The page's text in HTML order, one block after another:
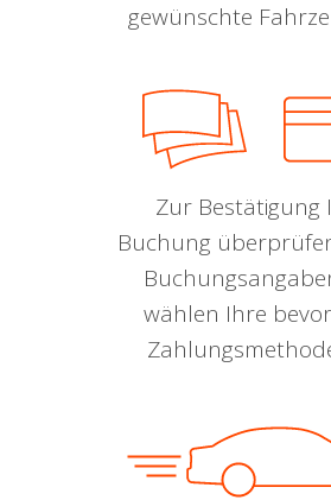
gewünschte
Zur Bestätigung
Buchung
wählen Ihre